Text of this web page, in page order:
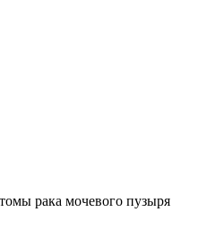
рака мочевого пузыря